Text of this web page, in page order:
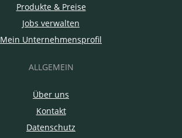
Produkte & Preise
Jobs verwalten
Mein Unternehmensprofil
ALLGEMEIN
Über uns
Kontakt
Datenschutz